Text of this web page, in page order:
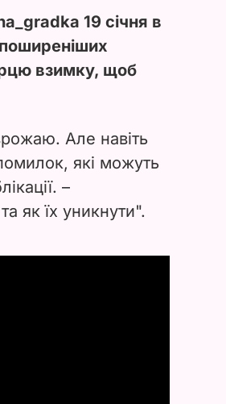
19 січня в
взимку, щоб
Але навіть
які можуть
–
як їх уникнути".